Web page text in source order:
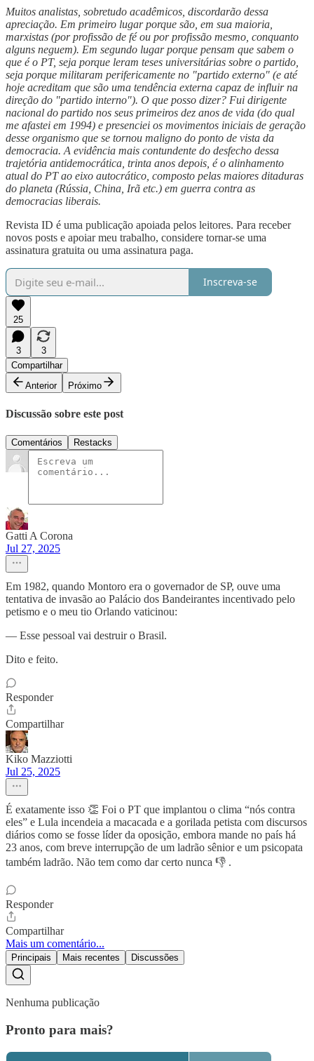
Muitos analistas, sobretudo acadêmicos, discordarão dessa
apreciação. Em primeiro lugar porque são, em sua maioria,
marxistas (por profissão de fé ou por profissão mesmo, conquanto
alguns neguem). Em segundo lugar porque pensam que sabem o
que é o PT, seja porque leram teses universitárias sobre o partido,
seja porque militaram perifericamente no "partido externo" (e até
hoje acreditam que são uma tendência externa capaz de influir na
direção do "partido interno"). O que posso dizer? Fui dirigente
nacional do partido nos seus primeiros dez anos de vida (do qual
me afastei em 1994) e presenciei os movimentos iniciais de geração
desse organismo que se tornou maligno do ponto de vista da
democracia. A evidência mais contundente do desfecho dessa
trajetória antidemocrática, trinta anos depois, é o alinhamento
atual do PT ao eixo autocrático, composto pelas maiores ditaduras
do planeta (Rússia, China, Irã etc.) em guerra contra as
democracias liberais.
Revista ID é uma publicação apoiada pelos leitores. Para receber
novos posts e apoiar meu trabalho, considere tornar-se uma
assinatura gratuita ou uma assinatura paga.
Inscreva-se
25
3
3
Compartilhar
Anterior
Próximo
Discussão sobre este post
Comentários Restacks
Gatti A Corona
Jul 27, 2025
Em 1982, quando Montoro era o governador de SP, ouve uma
tentativa de invasão ao Palácio dos Bandeirantes incentivado pelo
petismo e o meu tio Orlando vaticinou:
— Esse pessoal vai destruir o Brasil.
Dito e feito.
Responder
Compartilhar
Kiko Mazziotti
Jul 25, 2025
É exatamente isso 👏 Foi o PT que implantou o clima “nós contra
eles” e Lula incendeia a macacada e a gorilada petista com discursos
diários como se fosse líder da oposição, embora mande no país há
23 anos, com breve interrupção de um ladrão sênior e um psicopata
também ladrão. Não tem como dar certo nunca 👎 .
Responder
Compartilhar
Mais um comentário...
Principais Mais recentes Discussões
Nenhuma publicação
Pronto para mais?